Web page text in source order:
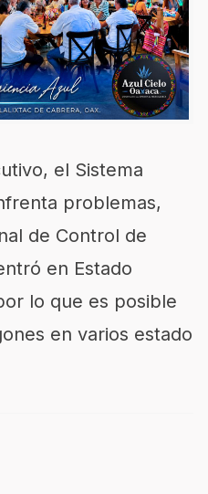
el Sistema
problemas,
de Control de
en Estado
lo que es posible
en varios estado